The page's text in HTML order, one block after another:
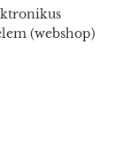
(webshop)